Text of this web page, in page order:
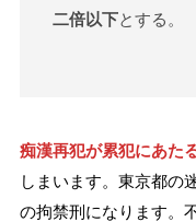
二倍以下とする。
痴漢再犯が累犯にあた
しまいます。東京都の
の拘禁刑になります。